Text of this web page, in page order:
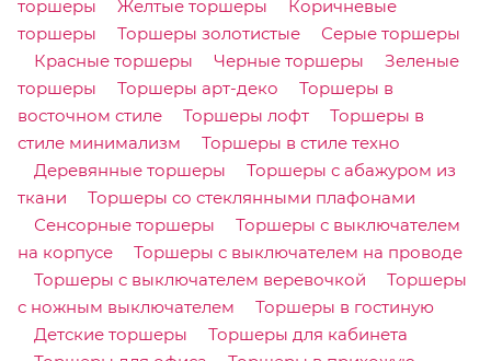
торшеры
Желтые торшеры
Коричневые
торшеры
Торшеры золотистые
Серые торшеры
Красные торшеры
Черные торшеры
Зеленые
торшеры
Торшеры арт-деко
Торшеры в
восточном стиле
Торшеры лофт
Торшеры в
стиле минимализм
Торшеры в стиле техно
Деревянные торшеры
Торшеры с абажуром из
ткани
Торшеры со стеклянными плафонами
Сенсорные торшеры
Торшеры с выключателем
на корпусе
Торшеры с выключателем на проводе
Торшеры с выключателем веревочкой
Торшеры
с ножным выключателем
Торшеры в гостиную
Детские торшеры
Торшеры для кабинета